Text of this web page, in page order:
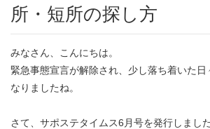
所・短所の探し方
みなさん、こんにちは。
緊急事態宣言が解除され、少し落ち着いた日
なりましたね。
さて、サポステタイムス6月号を発行しました